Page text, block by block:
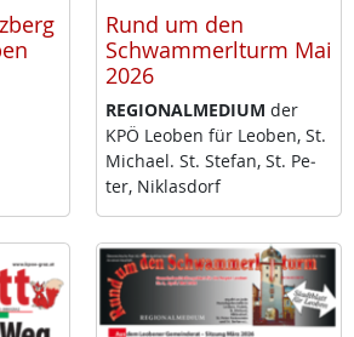
Rund um den
Schwammerlturm Mai
2026
RE­GIO­NAL­ME­DI­UM der
KPÖ Leo­ben für Leo­ben, St.
Mi­cha­el. St. Ste­fan, St. Pe­
ter, Niklas­dorf